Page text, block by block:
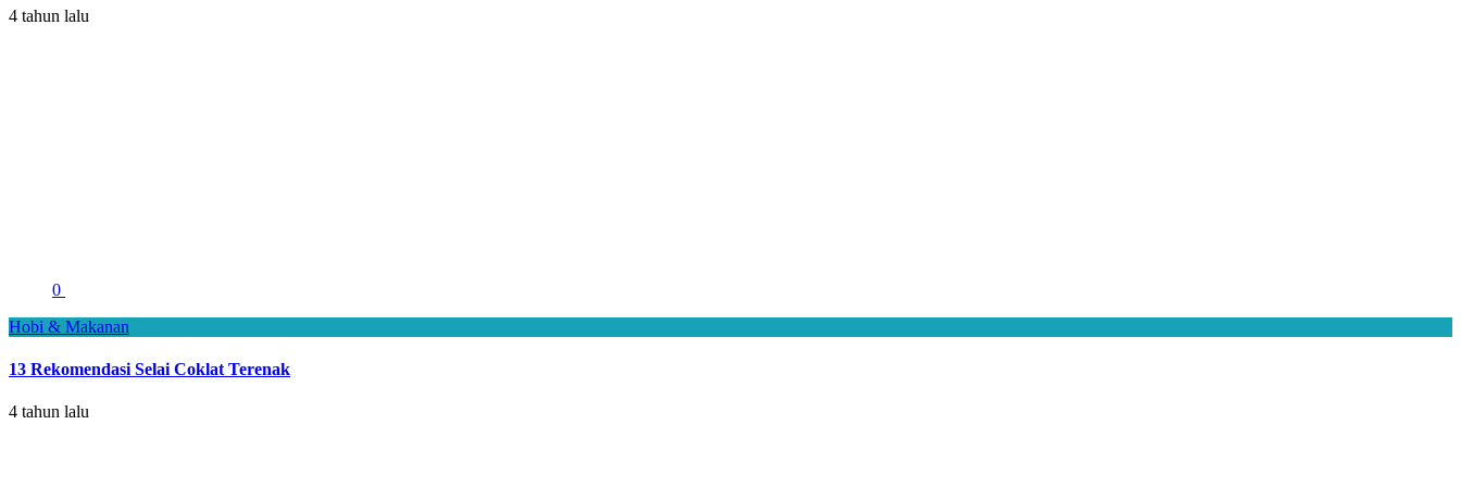
4 tahun lalu
0
Hobi & Makanan
13 Rekomendasi Selai Coklat Terenak
4 tahun lalu